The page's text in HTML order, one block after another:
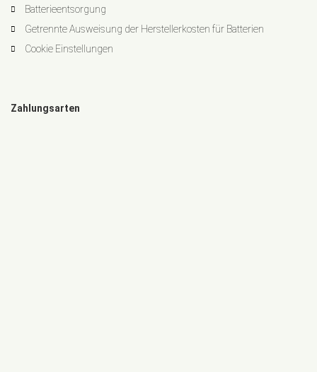
Batterieentsorgung
Getrennte Ausweisung der Herstellerkosten für Batterien
Cookie Einstellungen
Zahlungsarten